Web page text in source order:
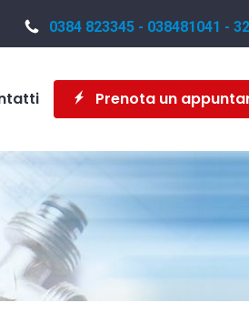
0384 823345 - 038481041 -
Prenota un